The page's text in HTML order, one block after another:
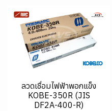
ลวดเชื่อมไฟฟ้าพอกแข็ง
KOBE-350R (JIS
DF2A-400-R)